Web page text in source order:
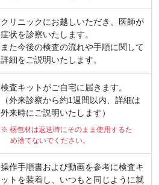
クリニックにお越しいただき、医師が
症状を診察いたします。
また今後の検査の流れや手順に関して
詳細をご説明いたします。
検査キットがご自宅に届きます。
（外来診察から約1週間以内、詳細は
外来時にご説明いたします）
※ 梱包材は返送時にそのまま使用するた
め捨てないでください。
操作手順書および動画を参考に検査キ
ットを装着し、いつもと同じように就